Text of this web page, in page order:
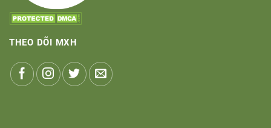
THEO DÕI MXH